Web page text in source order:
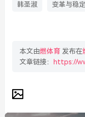
韩圣淑 变革与稳定
本文由燃体育 发布在
文章链接：
https://